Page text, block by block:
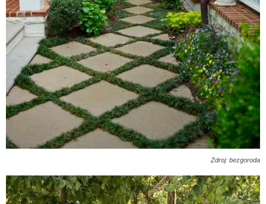
Zdroj: bezgoroda